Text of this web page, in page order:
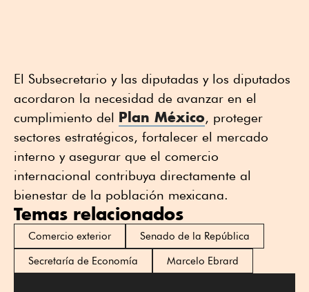
El Subsecretario y las diputadas y los diputados
acordaron la necesidad de avanzar en el
cumplimiento del Plan México, proteger
sectores estratégicos, fortalecer el mercado
interno y asegurar que el comercio
internacional contribuya directamente al
bienestar de la población mexicana.
Temas relacionados
Comercio exterior
Senado de la República
Secretaría de Economía
Marcelo Ebrard